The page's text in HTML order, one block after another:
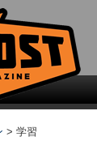
> 学習